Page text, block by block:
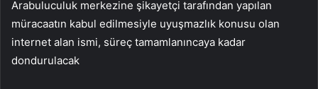
Arabuluculuk merkezine şikayetçi tarafından yapılan
müracaatın kabul edilmesiyle uyuşmazlık konusu olan
internet alan ismi, süreç tamamlanıncaya kadar
dondurulacak